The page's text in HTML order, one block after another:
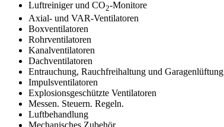
Luftreiniger und CO2-Monitore
Axial- und VAR-Ventilatoren
Boxventilatoren
Rohrventilatoren
Kanalventilatoren
Dachventilatoren
Entrauchung, Rauchfreihaltung und Garagenlüftung
Impulsventilatoren
Explosionsgeschützte Ventilatoren
Messen. Steuern. Regeln.
Luftbehandlung